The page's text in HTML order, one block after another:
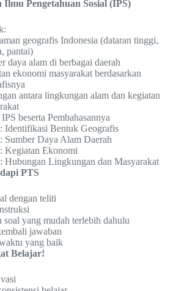
Pengetahuan Sosial (IPS)
geografis Indonesia (dataran tinggi,
pantai)
daya alam di berbagai daerah
ekonomi masyarakat berdasarkan
antara lingkungan alam dan kegiatan
beserta Pembahasannya
Identifikasi Bentuk Geografis
Sumber Daya Alam Daerah
Kegiatan Ekonomi
Hubungan Lingkungan dan Masyarakat
PTS
dengan teliti
soal yang mudah terlebih dahulu
jawaban
yang baik
Belajar!